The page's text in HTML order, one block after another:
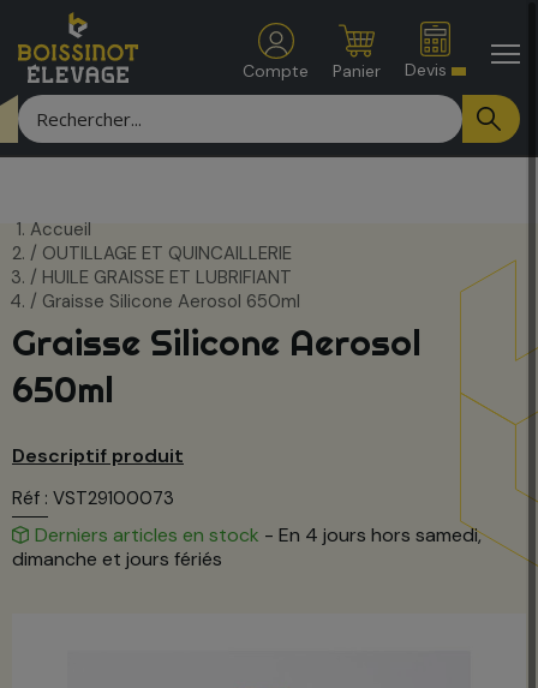
Compte Panier Devis
Accueil
OUTILLAGE ET QUINCAILLERIE
HUILE GRAISSE ET LUBRIFIANT
Graisse Silicone Aerosol 650ml
Graisse Silicone Aerosol
650ml
Descriptif produit
Réf : VST29100073
Derniers articles en stock - En 4 jours hors samedi,
dimanche et jours fériés